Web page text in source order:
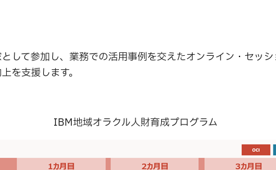
して参加し、業務での活用事例を交えたオンライン・セッ
を支援します。
IBM地域オラクル人財育成プログラム